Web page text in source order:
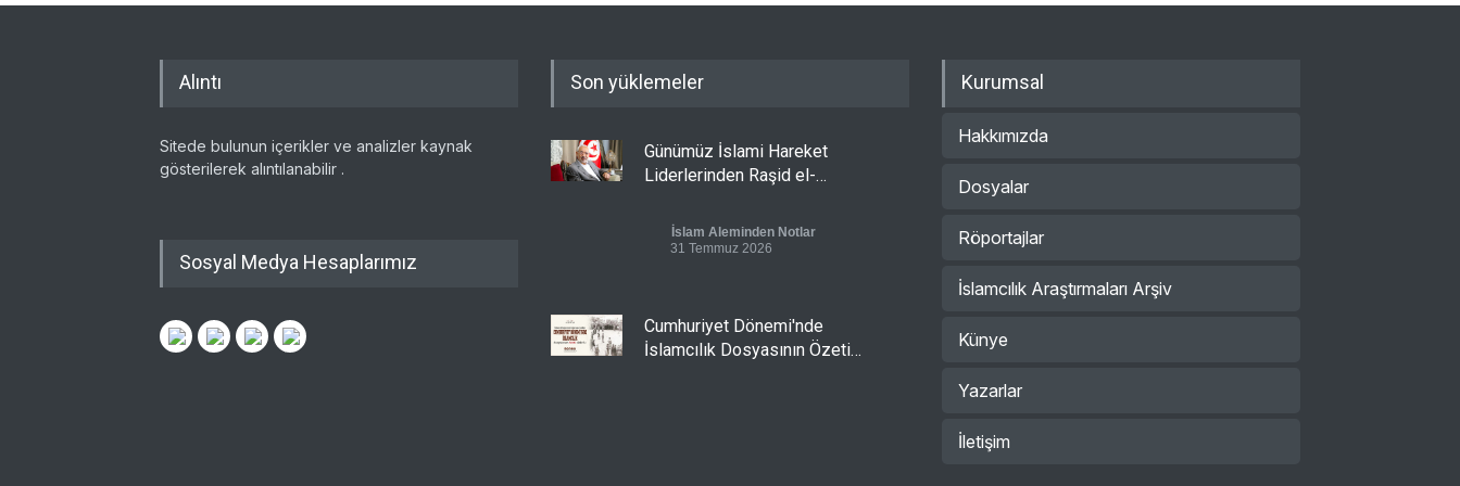
Alıntı
Sitede bulunun içerikler ve analizler kaynak
gösterilerek alıntılanabilir .
Sosyal Medya Hesaplarımız
Son yüklemeler
Günümüz İslami Hareket
Liderlerinden Raşid el-
Zindanlarında Ağır Tecrit
İslam Aleminden Notlar
31 Temmuz 2026
Cumhuriyet Dönemi'nde
İslamcılık Dosyasının Özeti
Kurumsal
Hakkımızda
Dosyalar
Röportajlar
İslamcılık Araştırmaları Arşiv
Künye
Yazarlar
İletişim